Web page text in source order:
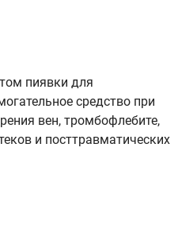
пиявки для
средство при
вен, тромбофлебите,
и посттравматических